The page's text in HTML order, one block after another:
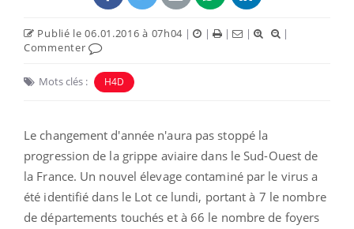
Publié le 06.01.2016 à 07h04 | | | |
|
Commenter
Mots clés : H4D
Le changement d'année n'aura pas stoppé la
progression de la grippe aviaire dans le Sud-Ouest de
la France. Un nouvel élevage contaminé par le virus a
été identifié dans le Lot ce lundi, portant à 7 le nombre
de départements touchés et à 66 le nombre de foyers